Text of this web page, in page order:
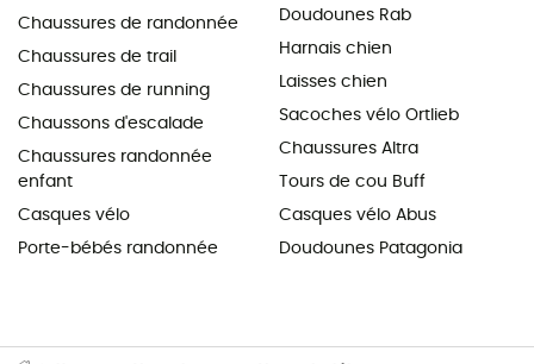
Chaussures de randonnée
Chaussures de trail
Chaussures de running
Chaussons d'escalade
Chaussures randonnée
enfant
Casques vélo
Porte-bébés randonnée
Doudounes Rab
Harnais chien
Laisses chien
Sacoches vélo Ortlieb
Chaussures Altra
Tours de cou Buff
Casques vélo Abus
Doudounes Patagonia